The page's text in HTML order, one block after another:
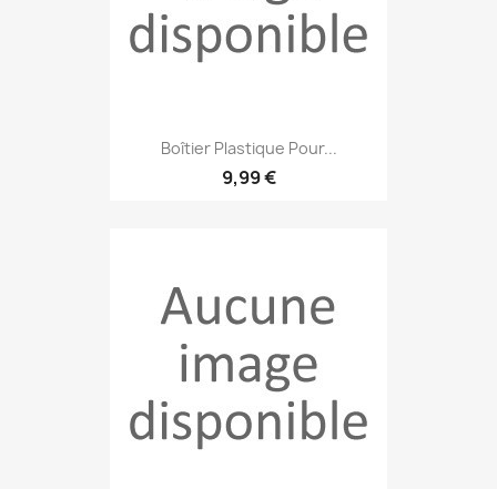
Boîtier Plastique Pour...
9,99 €